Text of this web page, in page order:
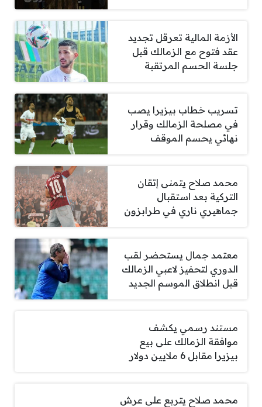
الأزمة المالية تعرقل تجديد
عقد فتوح مع الزمالك قبل
جلسة الحسم المرتقبة
تسريب خطاب بيزيرا يصب
في مصلحة الزمالك وقرار
نهائي يحسم الموقف
محمد صلاح يتمنى إتقان
التركية بعد استقبال
جماهيري ناري في طرابزون
معتمد جمال يستحضر لقب
الدوري لتحفيز لاعبي الزمالك
قبل انطلاق الموسم الجديد
مستند رسمي يكشف
موافقة الزمالك على بيع
بيزيرا مقابل 6 ملايين دولار
محمد صلاح يتربع على عرش